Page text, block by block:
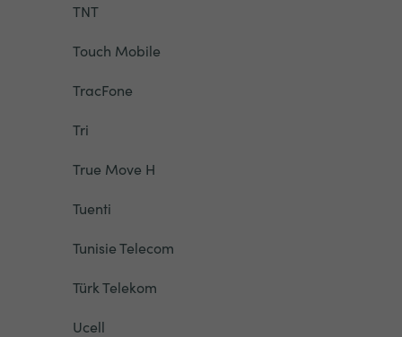
TNT
Touch Mobile
TracFone
Tri
True Move H
Tuenti
Tunisie Telecom
Türk Telekom
Ucell